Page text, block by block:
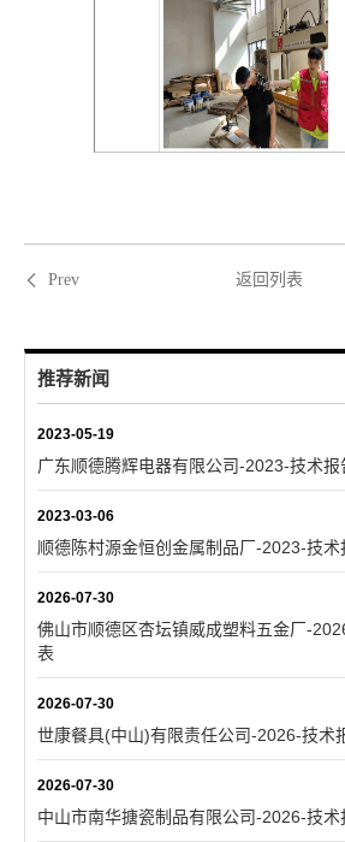
Prev 返回列表
推荐新闻
2023-05-19
广东顺德腾辉电器有限公司-2023-技术
2023-03-06
顺德陈村源金恒创金属制品厂-2023-技术
2026-07-30
佛山市顺德区杏坛镇威成塑料五金厂-
表
2026-07-30
世康餐具(中山)有限责任公司-2026-技术
2026-07-30
中山市南华搪瓷制品有限公司-2026-技术